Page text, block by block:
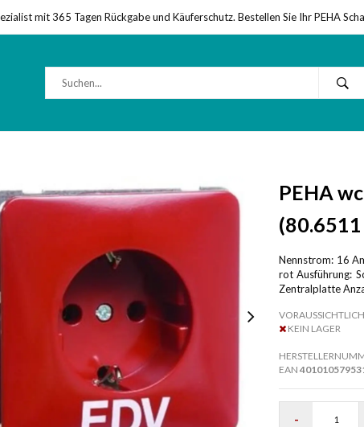
mit 365 Tagen Rückgabe und Käuferschutz. Bestellen Sie Ihr PEHA
PEHA
(80.6511
Nennstrom: 16
rot Ausführung:
Zentralplatte
KEIN LAGER
EAN
-